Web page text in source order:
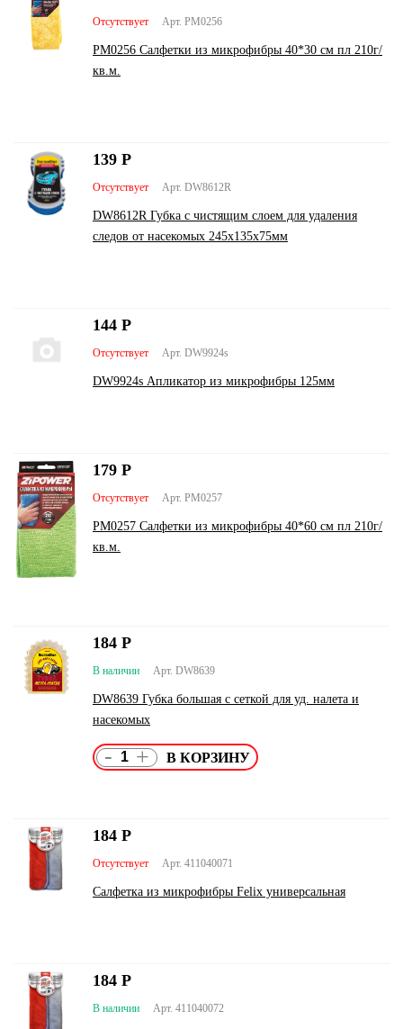
Арт. PM0256
Отсутствует
PM0256 Салфетки из микрофибры 40*30 см пл 210г/
кв.м.
Арт. DW8612R
Отсутствует
DW8612R Губка с чистящим слоем для удаления
следов от насекомых 245x135x75мм
139 Р
Арт. DW9924s
Отсутствует
DW9924s Апликатор из микрофибры 125мм
144 Р
Арт. PM0257
Отсутствует
PM0257 Салфетки из микрофибры 40*60 см пл 210г/
кв.м.
179 Р
Арт. DW8639
В наличии
DW8639 Губка большая с сеткой для уд. налета и
насекомых
184 Р
- +
Арт. 411040071
Отсутствует
Салфетка из микрофибры Felix универсальная
184 Р
Арт. 411040072
В наличии
184 Р